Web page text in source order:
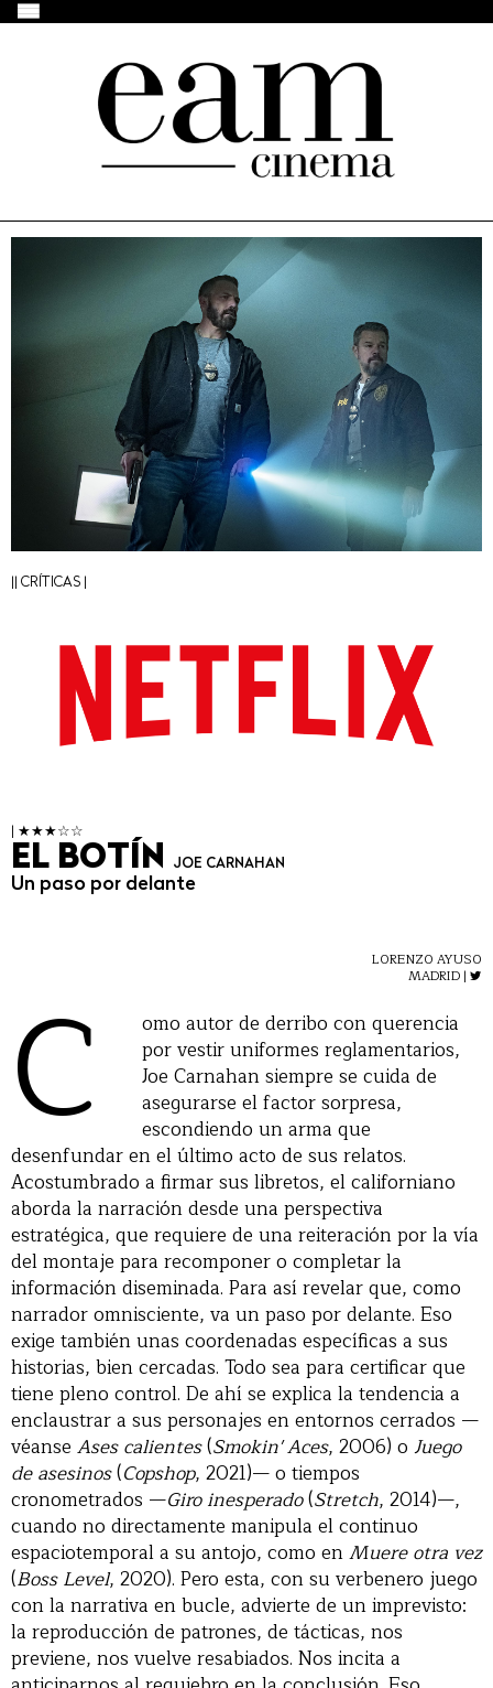
|| CRÍTICAS |
| ★★★☆☆
EL BOTÍN JOE CARNAHAN
Un paso por delante
LORENZO AYUSO
MADRID |
C
omo autor de derribo con querencia
por vestir uniformes reglamentarios,
Joe Carnahan siempre se cuida de
asegurarse el factor sorpresa,
escondiendo un arma que
desenfundar en el último acto de sus relatos.
Acostumbrado a firmar sus libretos, el californiano
aborda la narración desde una perspectiva
estratégica, que requiere de una reiteración por la vía
del montaje para recomponer o completar la
información diseminada. Para así revelar que, como
narrador omnisciente, va un paso por delante. Eso
exige también unas coordenadas específicas a sus
historias, bien cercadas. Todo sea para certificar que
tiene pleno control. De ahí se explica la tendencia a
enclaustrar a sus personajes en entornos cerrados —
véanse Ases calientes(Smokin' Aces, 2006) o Juego
de asesinos(Copshop, 2021)— o tiempos
cronometrados —Giro inesperado(Stretch, 2014)—,
cuando no directamente manipula el continuo
espaciotemporal a su antojo, como enMuere otra vez
(Boss Level, 2020). Pero esta, con su verbenero juego
con la narrativa en bucle, advierte de un imprevisto:
la reproducción de patrones, de tácticas, nos
previene, nos vuelve resabiados. Nos incita a